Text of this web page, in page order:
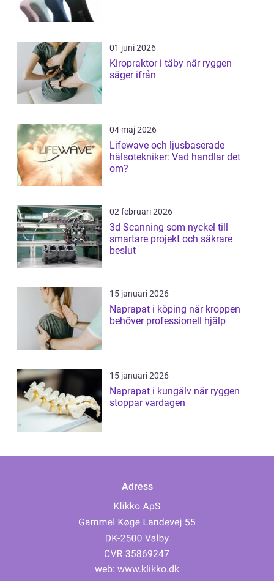
01 juni 2026
Kiropraktor i täby när ryggen
säger ifrån
04 maj 2026
Lifewave och ljusbaserade
hälsotekniker: Vad handlar det
om?
02 februari 2026
3d Scanning som nyckel till
smartare projekt och säkrare
beslut
15 januari 2026
Naprapat i köping när kroppen
behöver professionell hjälp
15 januari 2026
Naprapat i kungälv när ryggen
stoppar vardagen
Adress
web: www.klikko.dk